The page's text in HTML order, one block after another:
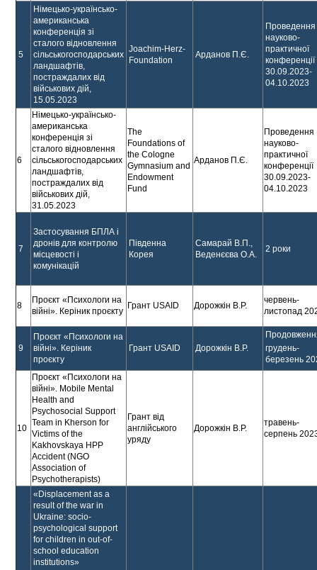
5
Німецько-українсько-
американська
конференція зі
сталого відновлення
сільськогосподарських
ландшафтів,
постраждалих від
військових дій,
15.05.2023
Joachim-Herz-
Foundation
Арданов П.Є.
Проведення
науково-
практичної
конференції
30.09.2023-
04.10.2023
6
Німецько-українсько-
американська
конференція зі
сталого відновлення
сільськогосподарських
ландшафтів,
постраждалих від
військових дій,
31.05.2023
The
Foundations of
the Cologne
Gymnasium and
Endowment
Fund
Арданов П.Є.
Проведення
науково-
практичної
конференції
30.09.2023-
04.10.2023
7
Застосування БПЛА і
дронів для контролю
місцевості і
комунікацій
Південна
Корея
Самарай В.П.,
Веденєєва О.А.
2 роки
8
Проєкт «Психологи на
війні». Керіник проєкту
Грант USAID Дорожкін В.Р.
червень-
листопад
9
Проєкт «Психологи на
війні». Керіник
проєкту
Грант USAID Дорожкін В.Р.
грудень-
березень
10
Проєкт «Психологи на
війні». Mobile Mental
Health and
Psychosocial Support
Team in Kherson for
Victims of the
Kakhovskaya HPP
Accident (NGO
Association of
Psychotherapists)
Грант від
англійського
уряду
Дорожкін В.Р.
травень-
серпень
«Displacement as a
result of the war in
Ukraine: socio-
psychological support
for children in out-of-
school education
institutions»